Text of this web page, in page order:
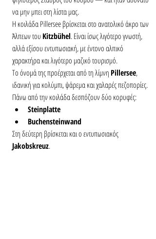
να μην μπει στη λίστα μας.
Η κοιλάδα Pillersee βρίσκεται στο ανατολικό άκρο των
Άλπεων του Kitzbühel. Είναι ίσως λιγότερο γνωστή,
αλλά εξίσου εντυπωσιακή, με έντονο αλπικό
χαρακτήρα και λιγότερο μαζικό τουρισμό.
Το όνομά της προέρχεται από τη λίμνη Pillersee,
ιδανική για κολύμπι, ψάρεμα και χαλαρές πεζοπορίες.
Πάνω από την κοιλάδα δεσπόζουν δύο κορυφές:
Steinplatte
Buchensteinwand
Στη δεύτερη βρίσκεται και ο εντυπωσιακός
Jakobskreuz.